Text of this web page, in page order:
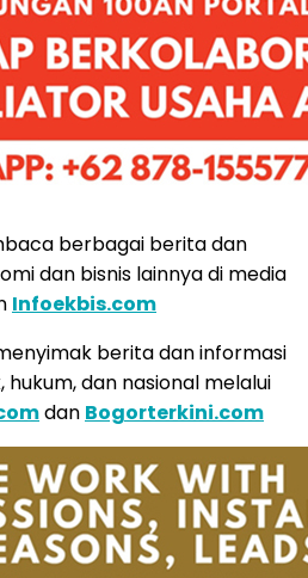
berbagai berita dan
dan bisnis lainnya di media
Infoekbis.com
berita dan informasi
dan nasional melalui
dan Bogorterkini.com